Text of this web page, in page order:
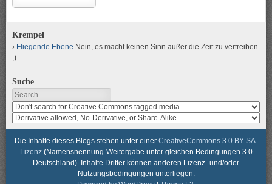
Krempel
Fliegende Ebene Nein, es macht keinen Sinn außer die Zeit zu vertreiben
;)
Suche
Search
Search
media
for
usage
rights
search
media
for
modification
Die Inhalte dieses Blogs stehen unter einer CreativeCommons 3.0 BY-SA-
Lizenz(Namensnennung-Weitergabe unter gleichen Bedingungen 3.0
Deutschland). Inhalte Dritter können anderen Lizenz- und/oder
Nutzungsbedingungen unterliegen.